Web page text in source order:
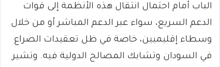
الباب أمام احتمال انتقال هذه الأنظمة إلى قوات
الدعم السريع، سواء عبر الدعم المباشر أو من خلال
وسطاء إقليميين، خاصة في ظل تعقيدات الصراع
في السودان وتشابك المصالح الدولية فيه. وتشير